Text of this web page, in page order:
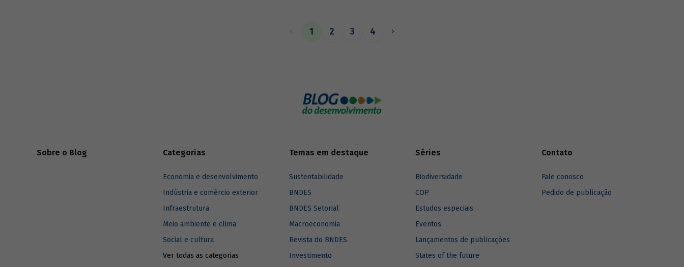
1 2 3 4
Sobre o Blog Categorias
Economia e desenvolvimento
Indústria e comércio exterior
Infraestrutura
Meio ambiente e clima
Social e cultura
Ver todas as categorias
Temas em destaque
Sustentabilidade
BNDES
BNDES Setorial
Macroeconomia
Revista do BNDES
Investimento
Séries
Biodiversidade
COP
Estudos especiais
Eventos
Lançamentos de publicações
States of the future
Contato
Fale conosco
Pedido de publicação